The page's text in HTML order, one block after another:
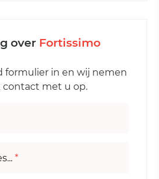
over Fortissimo
formulier in en wij nemen
contact met u op.
*